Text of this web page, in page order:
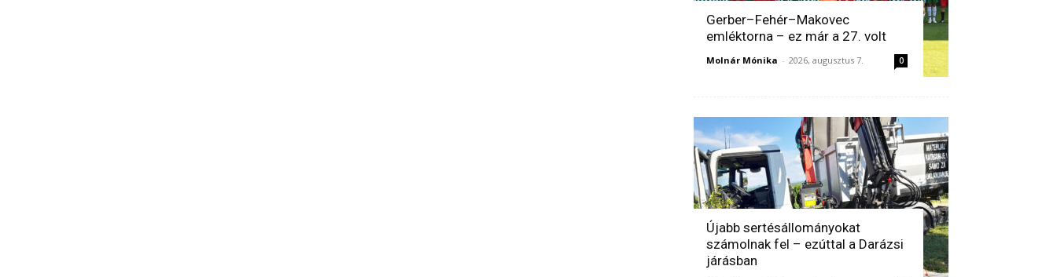
Gerber–Fehér–Makovec
emléktorna – ez már a 27. volt
Molnár Mónika - 2026, augusztus 7. 0
Újabb sertésállományokat
számolnak fel – ezúttal a Darázsi
járásban